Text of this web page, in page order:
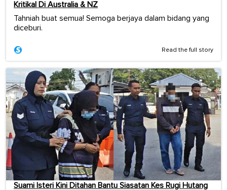
Kritikal Di Australia & NZ
Tahniah buat semua! Semoga berjaya dalam bidang yang
diceburi.
Read the full story
Suami Isteri Kini Ditahan Bantu Siasatan Kes Rugi Hutang